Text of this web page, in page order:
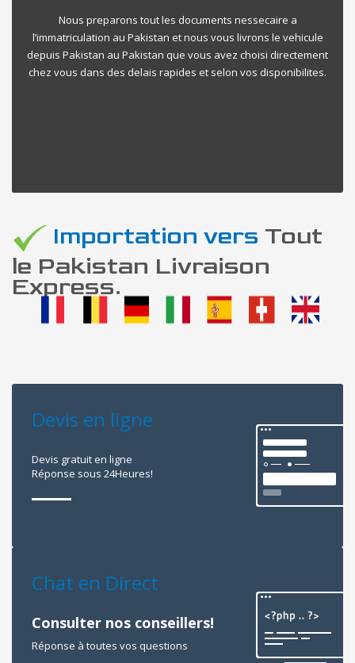
Nous preparons tout les documents nessecaire a
l’immatriculation au Pakistan et nous vous livrons le vehicule
depuis Pakistan au Pakistan que vous avez choisi directement
chez vous dans des delais rapides et selon vos disponibilites.
Importation vers Tout
le Pakistan Livraison
Express.
Devis en ligne
Devis gratuit en ligne
Réponse sous 24Heures!
Chat en Direct
Consulter nos conseillers!
Réponse à toutes vos questions